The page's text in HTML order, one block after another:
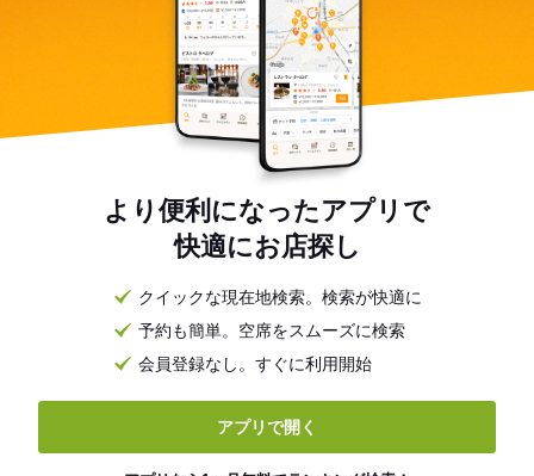
より便利になったアプリで
快適にお店探し
クイックな現在地検索。検索が快適に
予約も簡単。空席をスムーズに検索
会員登録なし。すぐに利用開始
アプリで開く